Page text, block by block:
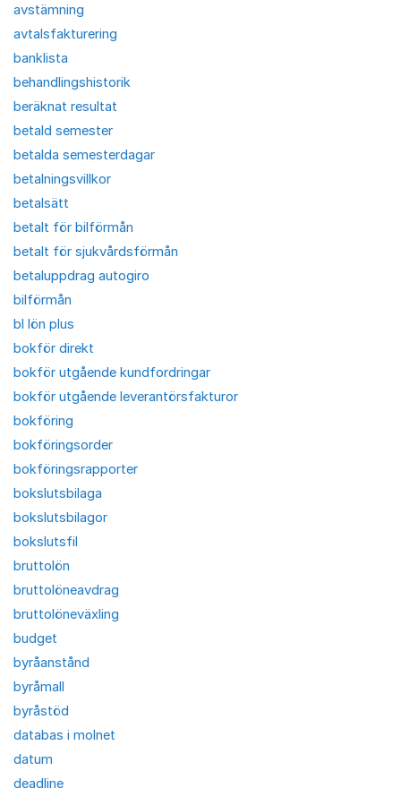
avstämning
avtalsfakturering
banklista
behandlingshistorik
beräknat resultat
betald semester
betalda semesterdagar
betalningsvillkor
betalsätt
betalt för bilförmån
betalt för sjukvårdsförmån
betaluppdrag autogiro
bilförmån
bl lön plus
bokför direkt
bokför utgående kundfordringar
bokför utgående leverantörsfakturor
bokföring
bokföringsorder
bokföringsrapporter
bokslutsbilaga
bokslutsbilagor
bokslutsfil
bruttolön
bruttolöneavdrag
bruttolöneväxling
budget
byråanstånd
byråmall
byråstöd
databas i molnet
datum
deadline